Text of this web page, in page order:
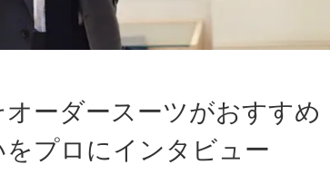
オーダースーツがおすすめ
をプロにインタビュー